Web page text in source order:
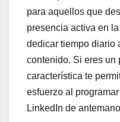
para aquellos que
presencia activa en
dedicar tiempo diario
contenido. Si eres un
característica te
esfuerzo al
LinkedIn de